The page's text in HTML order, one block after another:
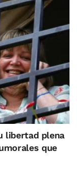
libertad plena
que